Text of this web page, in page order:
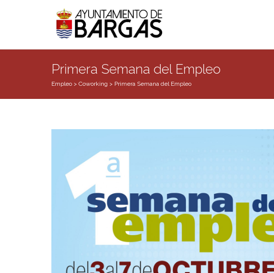
Primera Semana del Empleo
Empleo > Coworking > Primera Semana del Empleo